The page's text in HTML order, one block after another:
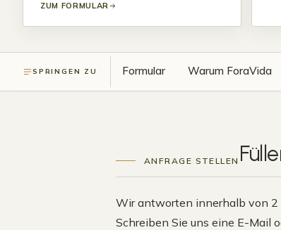
ZUM FORMULAR
SPRINGEN ZU Formular Warum ForaVida
ANFRAGE STELLEN
Wir antworten innerhalb von 2
Schreiben Sie uns eine E-Mail